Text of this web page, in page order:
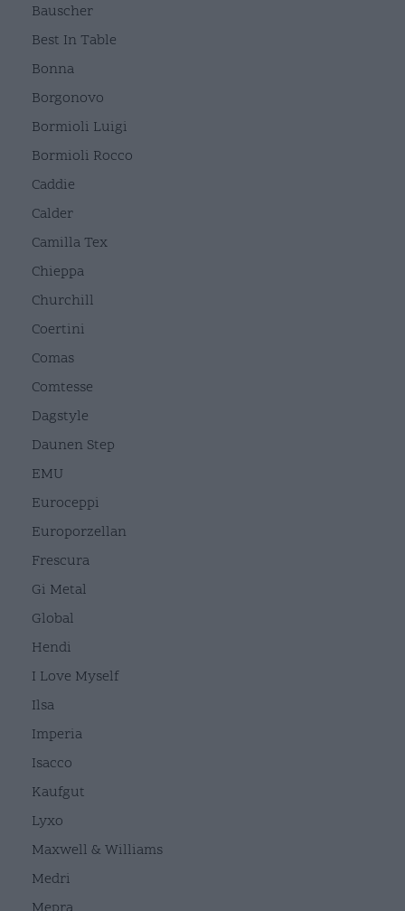
Bauscher
Best In Table
Bonna
Borgonovo
Bormioli Luigi
Bormioli Rocco
Caddie
Calder
Camilla Tex
Chieppa
Churchill
Coertini
Comas
Comtesse
Dagstyle
Daunen Step
EMU
Euroceppi
Europorzellan
Frescura
Gi Metal
Global
Hendi
I Love Myself
Ilsa
Imperia
Isacco
Kaufgut
Lyxo
Maxwell & Williams
Medri